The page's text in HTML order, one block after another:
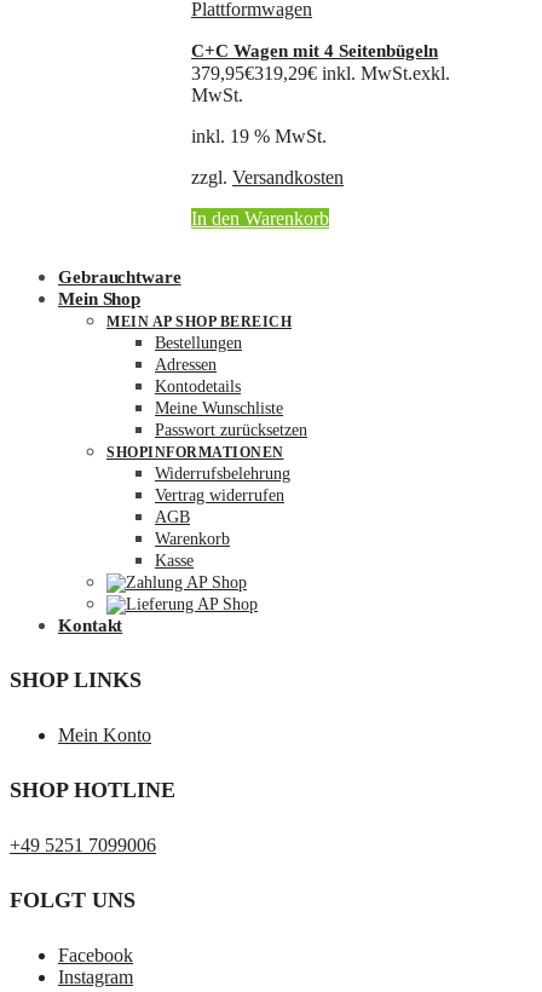
Plattformwagen
C+C Wagen mit 4 Seitenbügeln
379,95€319,29€ inkl. MwSt.exkl.
MwSt.
inkl. 19 % MwSt.
zzgl. Versandkosten
In den Warenkorb
Gebrauchtware
Mein Shop
MEIN AP SHOP BEREICH
Bestellungen
Adressen
Kontodetails
Meine Wunschliste
Passwort zurücksetzen
SHOPINFORMATIONEN
Widerrufsbelehrung
Vertrag widerrufen
AGB
Warenkorb
Kasse
Kontakt
SHOP LINKS
Mein Konto
SHOP HOTLINE
+49 5251 7099006
FOLGT UNS
Facebook
Instagram